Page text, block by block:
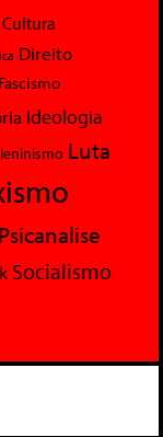
Cultura
Direito
Fascismo
Ideologia
leninismo Luta
Psicanalise
Socialismo